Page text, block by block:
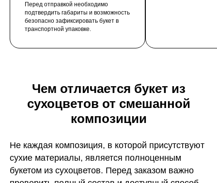
Перед отправкой необходимо
подтвердить габариты и возможность
безопасно зафиксировать букет в
транспортной упаковке.
Чем отличается букет из
сухоцветов от смешанной
композиции
Не каждая композиция, в которой присутствуют
сухие материалы, является полноценным
букетом из сухоцветов. Перед заказом важно